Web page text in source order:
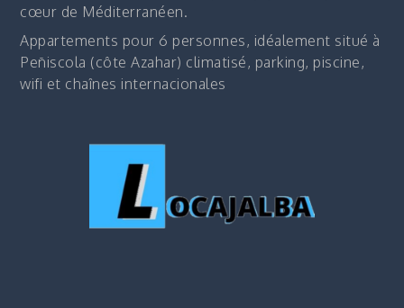
cœur de Méditerranéen.
Appartements pour 6 personnes, idéalement situé à
Peñiscola (côte Azahar) climatisé, parking, piscine,
wifi et chaînes internacionales